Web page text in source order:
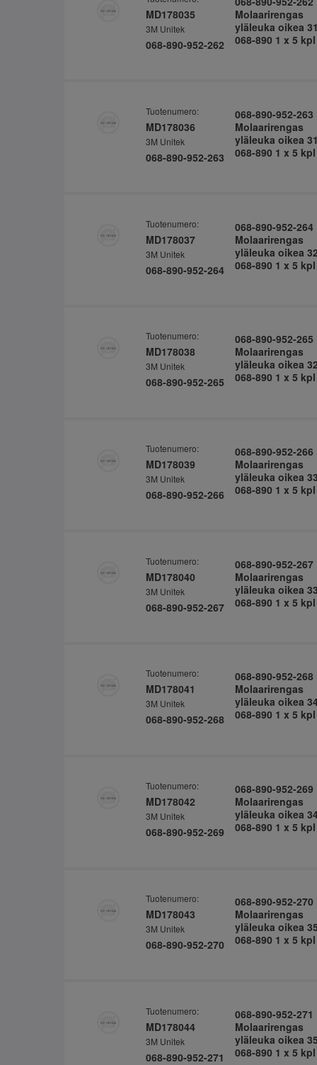
MD178035
3M Unitek
068-890-952-262
Molaarirengas
yläleuka oikea
068-890 1 x 5 kpl
Tuotenumero:
MD178036
3M Unitek
068-890-952-263
068-890-952-263
Molaarirengas
yläleuka oikea
068-890 1 x 5 kpl
Tuotenumero:
MD178037
3M Unitek
068-890-952-264
068-890-952-264
Molaarirengas
yläleuka oikea
068-890 1 x 5 kpl
Tuotenumero:
MD178038
3M Unitek
068-890-952-265
068-890-952-265
Molaarirengas
yläleuka oikea
068-890 1 x 5 kpl
Tuotenumero:
MD178039
3M Unitek
068-890-952-266
068-890-952-266
Molaarirengas
yläleuka oikea
068-890 1 x 5 kpl
Tuotenumero:
MD178040
3M Unitek
068-890-952-267
068-890-952-267
Molaarirengas
yläleuka oikea
068-890 1 x 5 kpl
Tuotenumero:
MD178041
3M Unitek
068-890-952-268
068-890-952-268
Molaarirengas
yläleuka oikea
068-890 1 x 5 kpl
Tuotenumero:
MD178042
3M Unitek
068-890-952-269
068-890-952-269
Molaarirengas
yläleuka oikea
068-890 1 x 5 kpl
Tuotenumero:
MD178043
3M Unitek
068-890-952-270
068-890-952-270
Molaarirengas
yläleuka oikea
068-890 1 x 5 kpl
Tuotenumero:
MD178044
3M Unitek
068-890-952-271
068-890-952-271
Molaarirengas
yläleuka oikea
068-890 1 x 5 kpl